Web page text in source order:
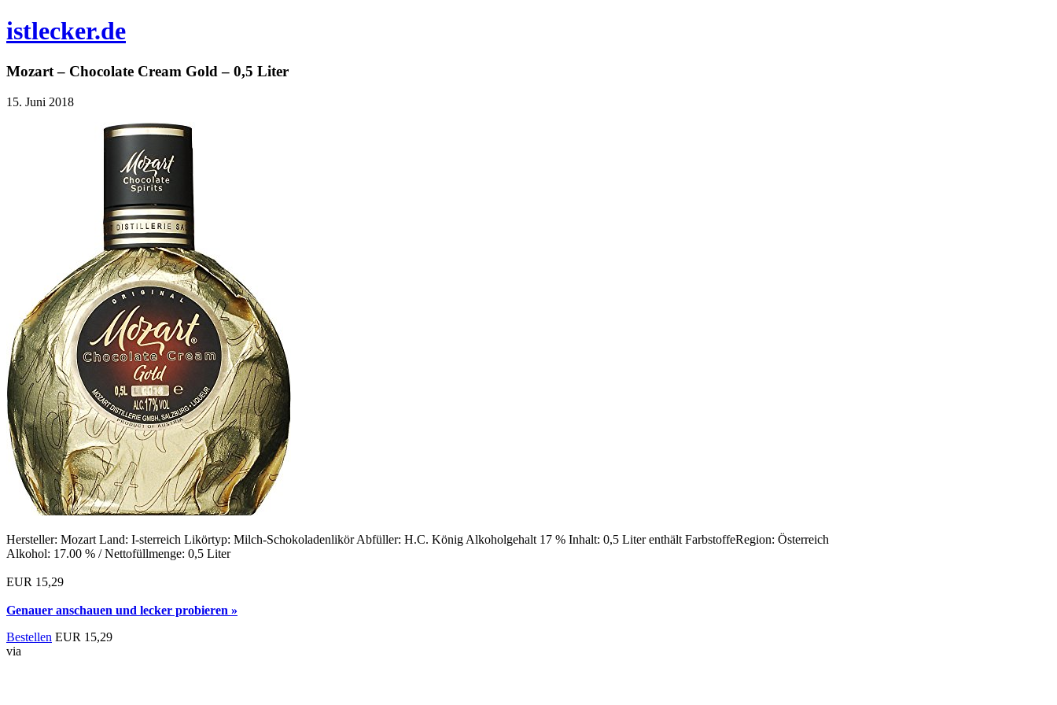
istlecker.de
Mozart – Chocolate Cream Gold – 0,5 Liter
15. Juni 2018
Hersteller: Mozart Land: I-sterreich Likörtyp: Milch-Schokoladenlikör Abfüller: H.C. König Alkoholgehalt 17 % Inhalt: 0,5 Liter enthält FarbstoffeRegion: Österreich
Alkohol: 17.00 % / Nettofüllmenge: 0,5 Liter
EUR 15,29
Genauer anschauen und lecker probieren »
Bestellen EUR 15,29
via